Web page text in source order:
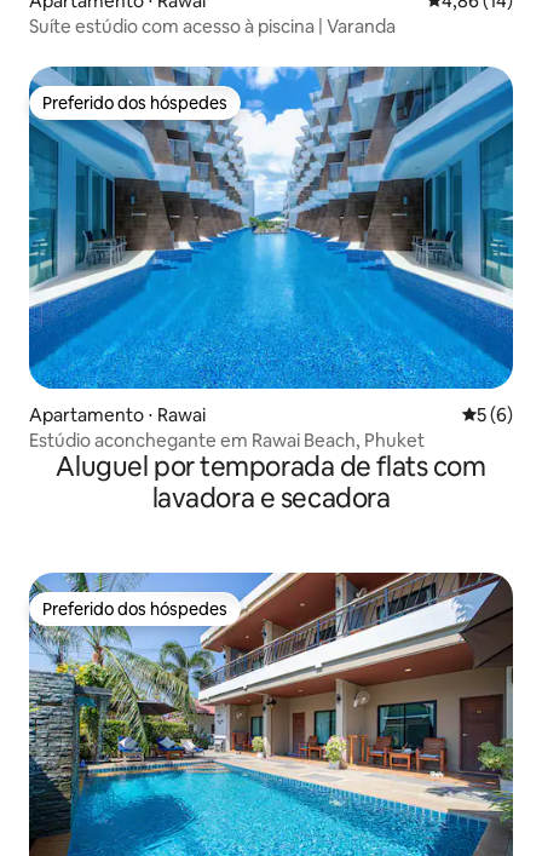
Suíte estúdio com acesso à piscina | Varanda
Preferido dos hóspedes
Preferido dos hóspedes
Apartamento ⋅ Rawai 5 de
5 (6)
Estúdio aconchegante em Rawai Beach, Phuket
Aluguel por temporada de flats com
lavadora e secadora
Preferido dos hóspedes
Preferido dos hóspedes